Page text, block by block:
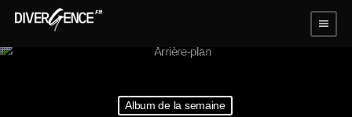
menu
Album de la semaine